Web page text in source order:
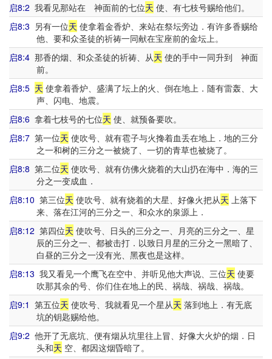
启8:2 我看见那站在 神面前的七位天 使、有七枝号赐给他们。
启8:3 另有一位天 使拿着金香炉、来站在祭坛旁边．有许多香赐给
他、要和众圣徒的祈祷一同献在宝座前的金坛上。
启8:4 那香的烟、和众圣徒的祈祷、从天 使的手中一同升到 神面
前。
启8:5 天 使拿着香炉、盛满了坛上的火、倒在地上．随有雷轰、大
声、闪电、地震。
启8:6 拿着七枝号的七位天 使、就预备要吹。
启8:7 第一位天 使吹号、就有雹子与火搀着血丢在地上．地的三分
之一和树的三分之一被烧了、一切的青草也被烧了。
启8:8 第二位天 使吹号、就有仿佛火烧着的大山扔在海中．海的三
分之一变成血．
启8:10 第三位天 使吹号、就有烧着的大星、好像火把从天 上落下
来、落在江河的三分之一、和众水的泉源上．
启8:12 第四位天 使吹号、日头的三分之一、月亮的三分之一、星
辰的三分之一、都被击打．以致日月星的三分之一黑暗了、
白昼的三分之一没有光、黑夜也是这样。
启8:13 我又看见一个鹰飞在空中、并听见他大声说、三位天 使要
吹那其余的号、你们住在地上的民、祸哉、祸哉、祸哉。
启9:1 第五位天 使吹号、我就看见一个星从天 落到地上．有无底
坑的钥匙赐给他。
启9:2 他开了无底坑、便有烟从坑里往上冒、好像大火炉的烟．日
头和天 空、都因这烟昏暗了。